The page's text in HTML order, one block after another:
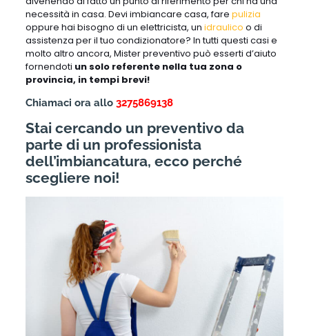
necessità in casa. Devi imbiancare casa, fare pulizia
oppure hai bisogno di un elettricista, un idraulico o di
assistenza per il tuo condizionatore? In tutti questi casi e
molto altro ancora, Mister preventivo può esserti d’aiuto
fornendoti un solo referente nella tua zona o
provincia, in tempi brevi!
Chiamaci ora allo 3275869138
Stai cercando un preventivo da
parte di un professionista
dell’imbiancatura, ecco perché
scegliere noi!